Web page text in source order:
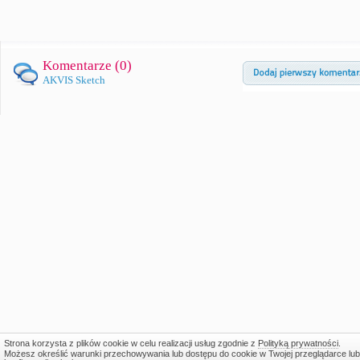
Komentarze (0)
AKVIS Sketch
Strona korzysta z plików cookie w celu realizacji usług zgodnie z Polityką prywatności.
Możesz określić warunki przechowywania lub dostępu do cookie w Twojej przeglądarce lub